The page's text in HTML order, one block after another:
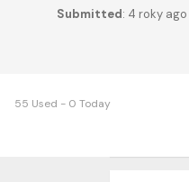
Submitted: 4 roky ago
55 Used - 0 Today